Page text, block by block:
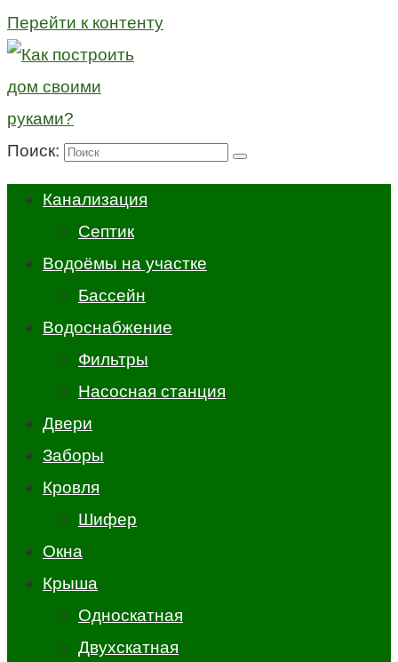
Перейти к контенту
Поиск:
Канализация
Септик
Водоёмы на участке
Бассейн
Водоснабжение
Фильтры
Насосная станция
Двери
Заборы
Кровля
Шифер
Окна
Крыша
Односкатная
Двухскатная